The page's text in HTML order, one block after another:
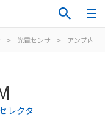
> 光電センサ > アンプ内蔵
レクタ